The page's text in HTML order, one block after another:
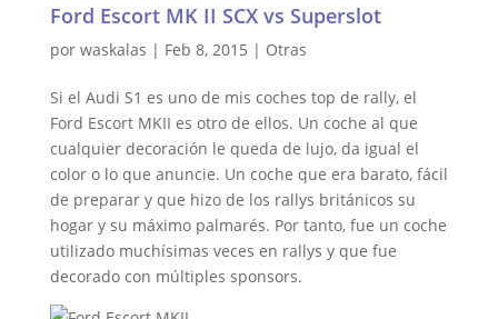
Ford Escort MK II SCX vs Superslot
por waskalas | Feb 8, 2015 | Otras
Si el Audi S1 es uno de mis coches top de rally, el
Ford Escort MKII es otro de ellos. Un coche al que
cualquier decoración le queda de lujo, da igual el
color o lo que anuncie. Un coche que era barato, fácil
de preparar y que hizo de los rallys británicos su
hogar y su máximo palmarés. Por tanto, fue un coche
utilizado muchísimas veces en rallys y que fue
decorado con múltiples sponsors.